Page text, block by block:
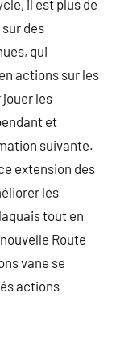
il est plus de
des
qui
actions sur les
les
et
suivante.
extension des
les
tout en
Route
vane se
actions